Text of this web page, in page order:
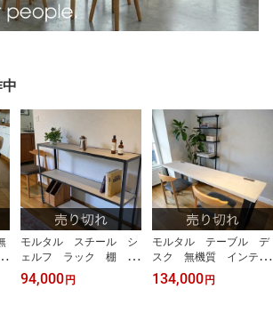
モルタル スチール シ
ェルフ ラック 棚 本
棚 ディスプレイ収納
インダストリアル 無機
94,000円
モルタル テーブル デ
スク 無機質 インテリ
ア リモートワーク コ
ンセント 大きめ 送料
134,000円